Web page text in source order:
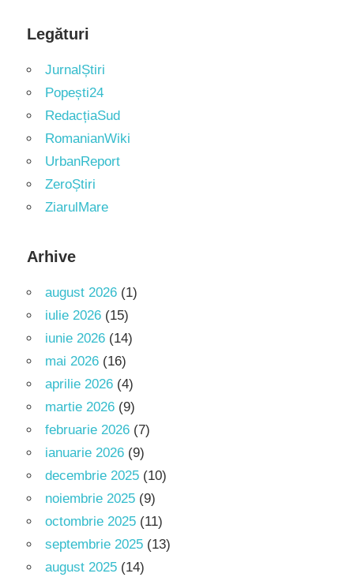
Legături
JurnalȘtiri
Popești24
RedacțiaSud
RomanianWiki
UrbanReport
ZeroȘtiri
ZiarulMare
Arhive
august 2026 (1)
iulie 2026 (15)
iunie 2026 (14)
mai 2026 (16)
aprilie 2026 (4)
martie 2026 (9)
februarie 2026 (7)
ianuarie 2026 (9)
decembrie 2025 (10)
noiembrie 2025 (9)
octombrie 2025 (11)
septembrie 2025 (13)
august 2025 (14)